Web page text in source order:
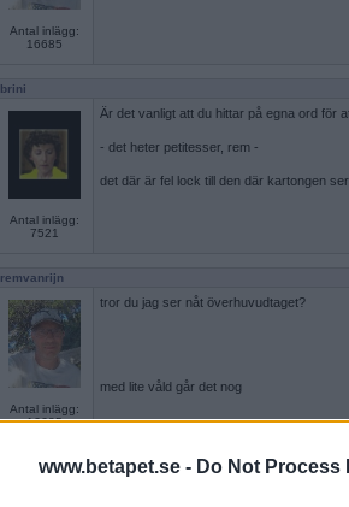
www.betapet.se - Do Not Process
Antal inlägg:
16685
brini
Antal inlägg:
7521
Är det vanligt att du hittar på egna ord för
- det heter petitesser, rem -
det där är fel lock till den där kartongen
remvanrijn
Antal inlägg:
16685
tror du jag ser nåt överhuvudtaget?
med lite våld går det nog